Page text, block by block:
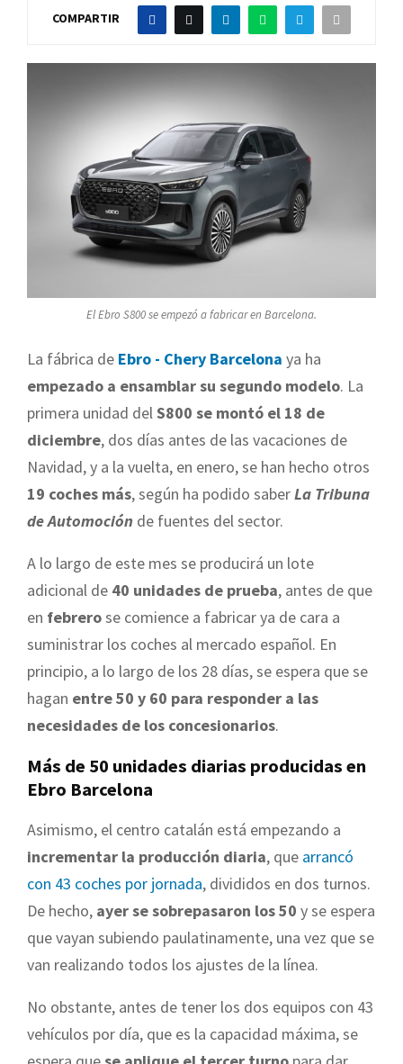
COMPARTIR
El Ebro S800 se empezó a fabricar en Barcelona.
La fábrica de Ebro - Chery Barcelona ya ha
empezado a ensamblar su segundo modelo. La
primera unidad delS800 se montó el 18 de
diciembre, dos días antes de las vacaciones de
Navidad, y a la vuelta, en enero, se han hecho otros
19 coches más, según ha podido saberLa Tribuna
de Automoción de fuentes del sector.
A lo largo de este mes se producirá un lote
adicional de 40 unidades de prueba, antes de que
en febrerose comience a fabricar ya de cara a
suministrar los coches al mercado español. En
principio, a lo largo de los 28 días, se espera que se
hagan entre 50 y 60 para responder a las
necesidades de los concesionarios.
Más de 50 unidades diarias producidas en
Ebro Barcelona
Asimismo, el centro catalán está empezando a
incrementar la producción diaria, que arrancó
con 43 coches por jornada, divididos en dos turnos.
De hecho, ayer se sobrepasaron los 50 y se espera
que vayan subiendo paulatinamente, una vez que se
van realizando todos los ajustes de la línea.
No obstante, antes de tener los dos equipos con 43
vehículos por día, que es la capacidad máxima, se